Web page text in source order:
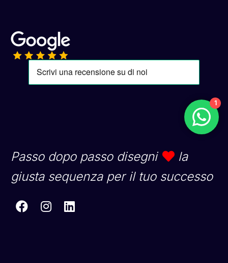
Passo dopo passo disegni
la
giusta sequenza per il tuo successo
1